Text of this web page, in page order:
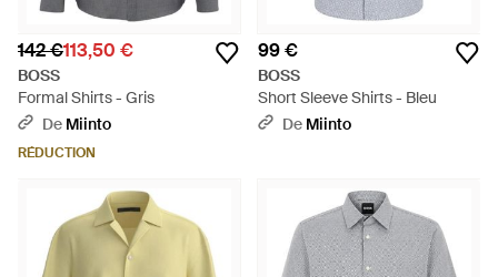
142 €113,50 €
BOSS
Formal Shirts - Gris
De Miinto
RÉDUCTION
99 €
BOSS
Short Sleeve Shirts - Bleu
De Miinto